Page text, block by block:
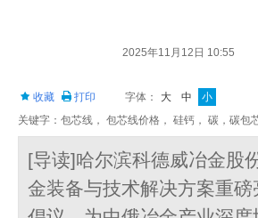
2025年11月12日 10:55
收藏 打印 字体： 大 中
小
关键字：包芯线， 包芯线价格， 硅钙， 碳，碳包
[导读]哈尔滨科德威冶金股
金装备与技术解决方案重